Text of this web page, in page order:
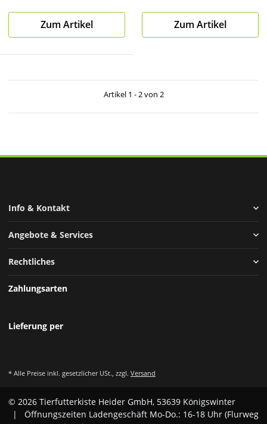
Zum Artikel Zum Artikel
Artikel 1 - 2 von 2
Info & Kontakt
Angebote & Services
Rechtliches
Zahlungsarten
Lieferung per
* Alle Preise inkl. gesetzlicher USt., zzgl. Versand
© 2026 Tierfutterkiste Heider GmbH, 53639 Königswinter
| Öffnungszeiten Ladengeschäft Mo-Do.: 16-18 Uhr (Flurweg